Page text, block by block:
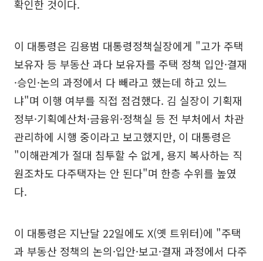
확인한 것이다.
이 대통령은 김용범 대통령정책실장에게 "고가 주택
보유자 등 부동산 과다 보유자를 주택 정책 입안·결재
·승인·논의 과정에서 다 빼라고 했는데 하고 있느
냐"며 이행 여부를 직접 점검했다. 김 실장이 기획재
정부·기획예산처·금융위·정책실 등 전 부처에서 차관
관리하에 시행 중이라고 보고했지만, 이 대통령은
"이해관계가 절대 침투할 수 없게, 용지 복사하는 직
원조차도 다주택자는 안 된다"며 한층 수위를 높였
다.
이 대통령은 지난달 22일에도 X(옛 트위터)에 "주택
과 부동산 정책의 논의·입안·보고·결재 과정에서 다주